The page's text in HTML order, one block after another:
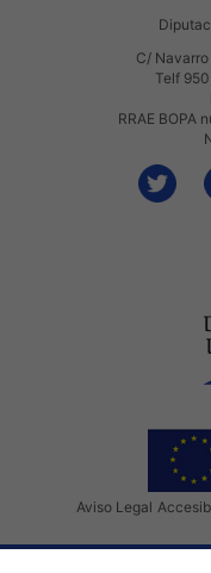
C/
Telf
RRAE BOPA
Aviso Legal